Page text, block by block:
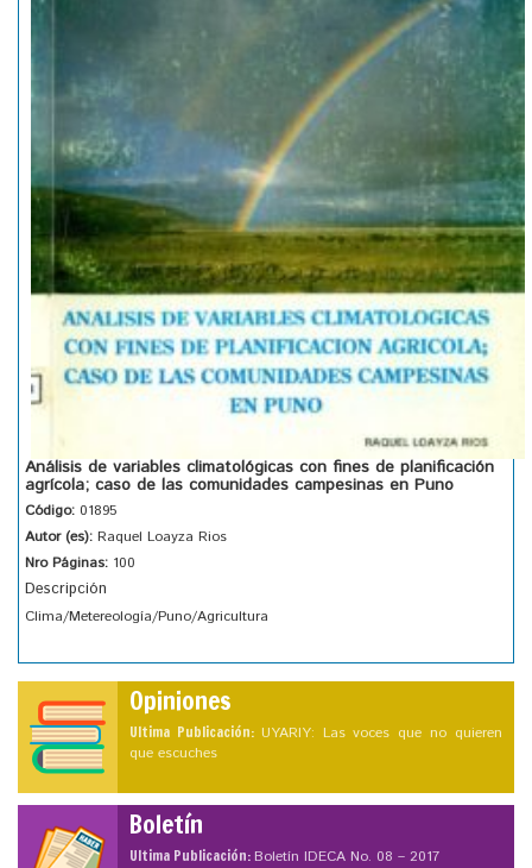
Análisis de variables climatológicas con fines de planificación
agrícola; caso de las comunidades campesinas en Puno
Código: 01895
Autor (es): Raquel Loayza Rios
Nro Páginas: 100
Descripción
Clima/Metereología/Puno/Agricultura
Opiniones
Ultima Publicación: UYARIY: Las voces que no quieren
que escuches
Boletín
Ultima Publicación:Boletín IDECA No. 08 – 2017